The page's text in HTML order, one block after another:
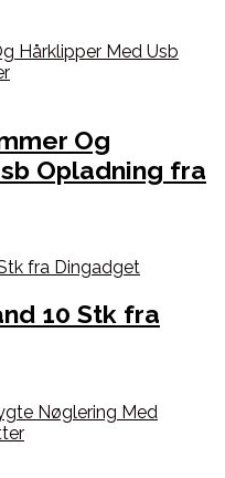
Og
Opladning fra
10 Stk fra